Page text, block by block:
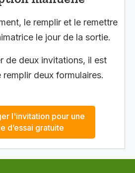
le remplir et le remettre
le jour de la sortie.
de deux invitations, il est
remplir deux formulaires.
l'invitation pour une
d’essai gratuite